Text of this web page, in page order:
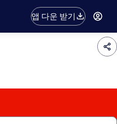
앱 다운 받기